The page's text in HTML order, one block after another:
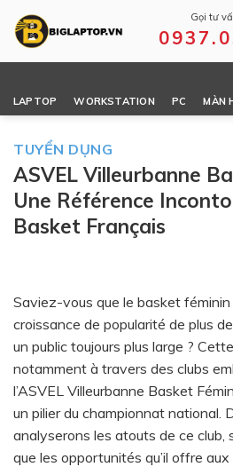
Gọi tư
LAPTOP WORKSTATION PC MÀN
TUYỂN DỤNG
ASVEL Villeurbanne
Une Référence
Basket Français
Saviez-vous que le basket
croissance de popularité de plus
un public toujours plus large ?
notamment à travers des clubs
l’ASVEL Villeurbanne Basket
un pilier du championnat national.
analyserons les atouts de ce club,
que les opportunités qu’il offre